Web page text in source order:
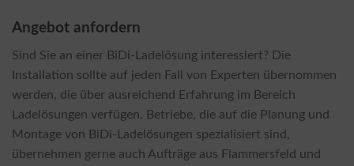
Angebot anfordern
Sind Sie an einer BiDi-Ladelösung interessiert? Die
Installation sollte auf jeden Fall von Experten übernommen
werden, die über ausreichend Erfahrung im Bereich
Ladelösungen verfügen. Betriebe, die auf die Planung und
Montage von BiDi-Ladelösungen spezialisiert sind,
übernehmen gerne auch Aufträge aus Flammersfeld und